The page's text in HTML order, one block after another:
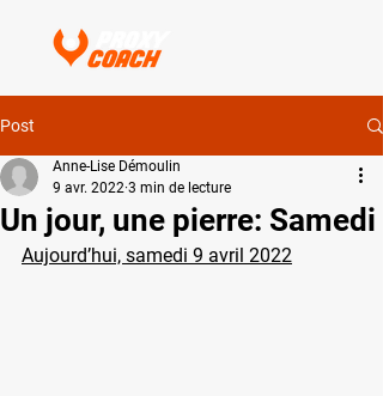
Post
Un jour, une pierre: Samedi
Anne-Lise Démoulin
9 avr. 2022 3 min de lecture
Aujourd’hui, samedi 9 avril 2022